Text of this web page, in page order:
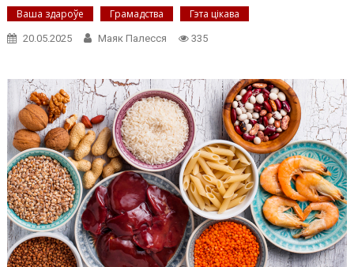
Ваша здароўе Грамадства Гэта цікава
20.05.2025 Маяк Палесся 335